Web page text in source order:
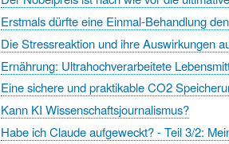
Erstmals dürfte eine Einmal-Behandlung
Die Stressreaktion und ihre Auswirkungen
Ernährung: Ultrahochverarbeitete
Eine sichere und praktikable CO2
Kann KI Wissenschaftsjournalismus?
Habe ich Claude aufgeweckt? - Teil 3/2: